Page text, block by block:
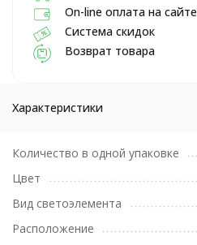
On-line оплата на сайте
Система скидок
Возврат товара
Характеристики
Количество в одной упаковке
Цвет
Вид светоэлемента
Расположение